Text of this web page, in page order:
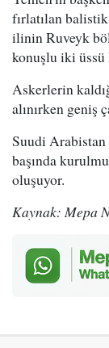
fırlatılan
ilinin Ruveyk
konuşlu iki üssü
Askerlerin
alınırken geniş
Suudi
başında
oluşuyor.
Kaynak: Mepa